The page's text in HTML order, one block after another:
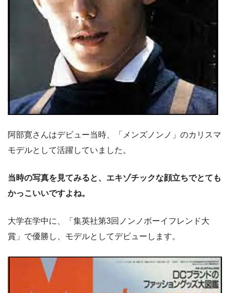
阿部寛さんはデビュー当時、「メンズノンノ」のカリスマ
モデルとして活躍していました。
当時の写真を見てみると、エキゾチックな顔立ちでとても
かっこいいですよね。
大学在学中に、「集英社第3回ノンノボーイフレンド大
賞」で優勝し、モデルとしてデビューします。